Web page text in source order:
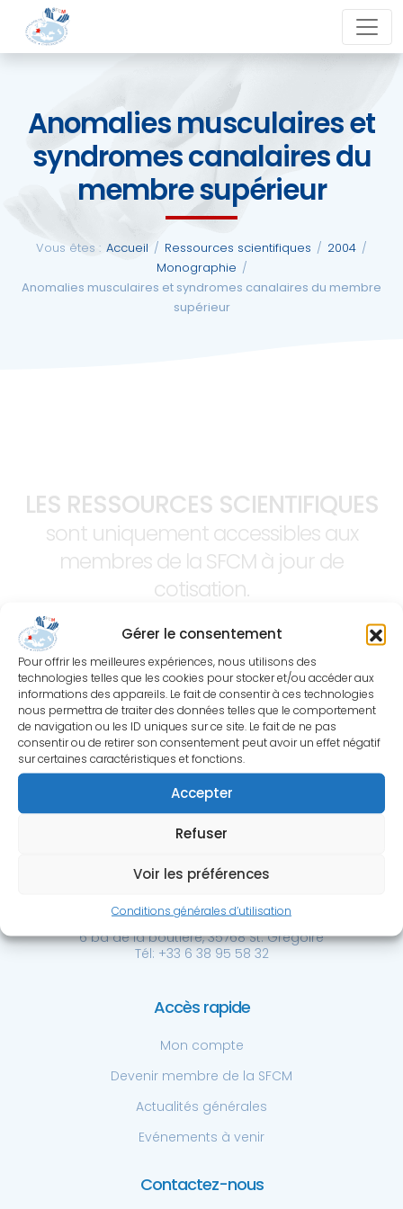
Gérer le consentement
Pour offrir les meilleures expériences, nous utilisons des
technologies telles que les cookies pour stocker et/ou accéder aux
informations des appareils. Le fait de consentir à ces technologies
nous permettra de traiter des données telles que le comportement
de navigation ou les ID uniques sur ce site. Le fait de ne pas
consentir ou de retirer son consentement peut avoir un effet négatif
sur certaines caractéristiques et fonctions.
Accepter
Refuser
Voir les préférences
Conditions générales d’utilisation
Anomalies musculaires et
syndromes canalaires du
membre supérieur
Vous êtes : Accueil / Ressources scientifiques / 2004 /
Monographie /
Anomalies musculaires et syndromes canalaires du membre
supérieur
LES RESSOURCES SCIENTIFIQUES
sont uniquement accessibles aux
membres de la SFCM à jour de
cotisation.
Société Française de
Centre Hospitalier Privé St. Grégoire
6 bd de la boutière, 35768 St. Grégoire
Tél: +33 6 38 95 58 32
Accès rapide
Mon compte
Devenir membre de la SFCM
Actualités générales
Evénements à venir
Contactez-nous
close
La
SFCM
Actualités